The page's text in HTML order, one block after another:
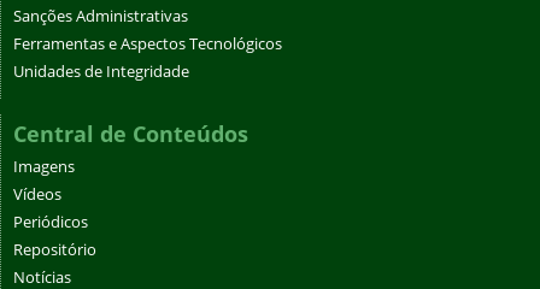
Sanções Administrativas
Ferramentas e Aspectos Tecnológicos
Unidades de Integridade
Central de Conteúdos
Imagens
Vídeos
Periódicos
Repositório
Notícias